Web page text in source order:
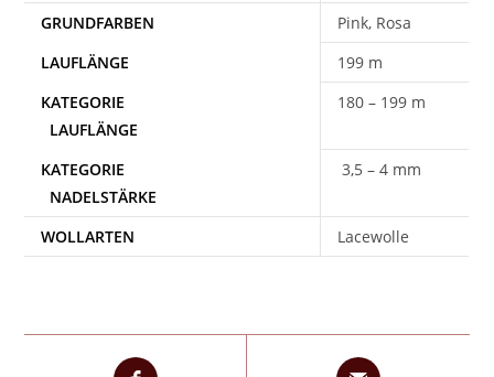
Pink, Rosa
199 m
180 – 199 m
3,5 – 4 mm
WOLLARTEN Lacewolle